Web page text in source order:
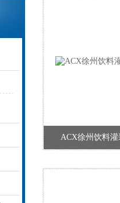
ACX徐州饮料